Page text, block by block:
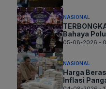
NASIONAL
Bahaya
05-08-2026 -
NASIONAL
Harga
Inflasi